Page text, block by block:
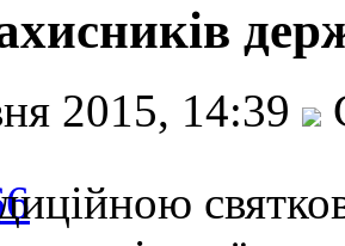
2015, 14:39